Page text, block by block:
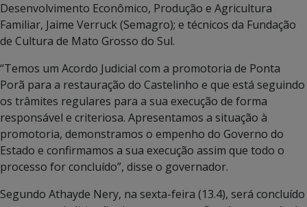
Desenvolvimento Econômico, Produção e Agricultura
Familiar, Jaime Verruck (Semagro); e técnicos da Fundação
de Cultura de Mato Grosso do Sul.
“Temos um Acordo Judicial com a promotoria de Ponta
Porã para a restauração do Castelinho e que está seguindo
os trâmites regulares para a sua execução de forma
responsável e criteriosa. Apresentamos a situação à
promotoria, demonstramos o empenho do Governo do
Estado e confirmamos a sua execução assim que todo o
processo for concluído”, disse o governador.
Segundo Athayde Nery, na sexta-feira (13.4), será concluído